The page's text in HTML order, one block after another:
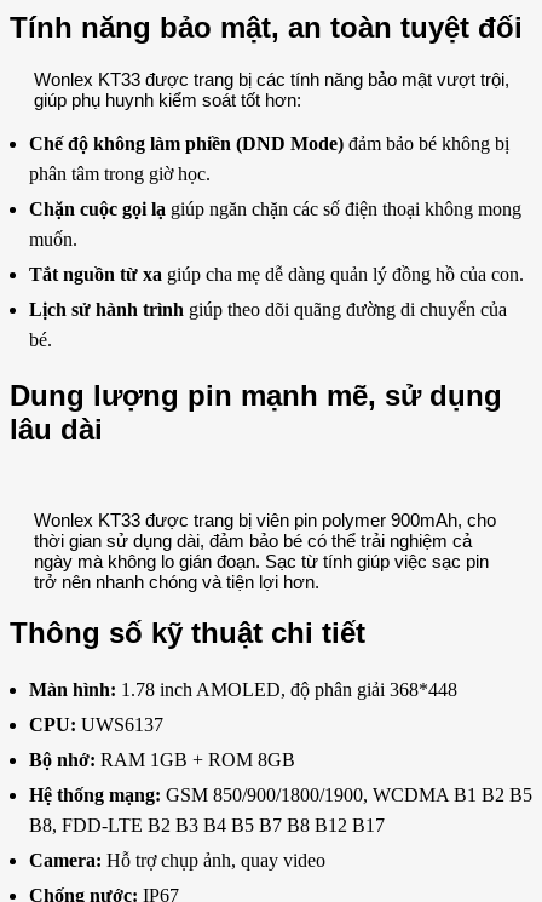
Tính năng bảo mật, an toàn tuyệt đối
Wonlex KT33 được trang bị các tính năng bảo mật vượt trội,
giúp phụ huynh kiểm soát tốt hơn:
Chế độ không làm phiền (DND Mode) đảm bảo bé không bị
phân tâm trong giờ học.
Chặn cuộc gọi lạ giúp ngăn chặn các số điện thoại không mong
muốn.
Tắt nguồn từ xa giúp cha mẹ dễ dàng quản lý đồng hồ của con.
Lịch sử hành trình giúp theo dõi quãng đường di chuyển của
bé.
Dung lượng pin mạnh mẽ, sử dụng
lâu dài
Wonlex KT33 được trang bị viên pin polymer 900mAh, cho
thời gian sử dụng dài, đảm bảo bé có thể trải nghiệm cả
ngày mà không lo gián đoạn. Sạc từ tính giúp việc sạc pin
trở nên nhanh chóng và tiện lợi hơn.
Thông số kỹ thuật chi tiết
Màn hình: 1.78 inch AMOLED, độ phân giải 368*448
CPU: UWS6137
Bộ nhớ: RAM 1GB + ROM 8GB
Hệ thống mạng: GSM 850/900/1800/1900, WCDMA B1 B2 B5
B8, FDD-LTE B2 B3 B4 B5 B7 B8 B12 B17
Camera: Hỗ trợ chụp ảnh, quay video
Chống nước: IP67